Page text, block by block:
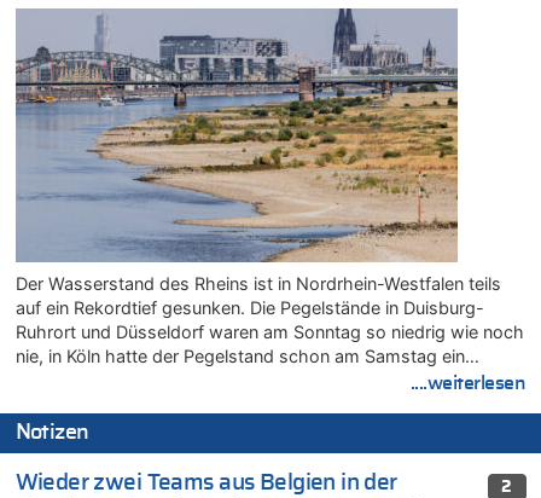
Der Wasserstand des Rheins ist in Nordrhein-Westfalen teils
auf ein Rekordtief gesunken. Die Pegelstände in Duisburg-
Ruhrort und Düsseldorf waren am Sonntag so niedrig wie noch
nie, in Köln hatte der Pegelstand schon am Samstag ein…
....weiterlesen
Notizen
2
Wieder zwei Teams aus Belgien in der